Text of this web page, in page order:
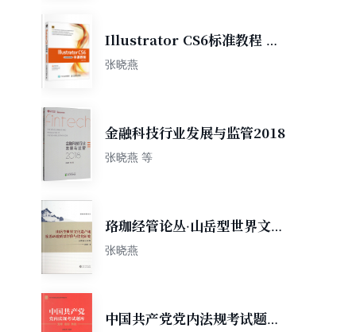
Illustrator CS6标准教程 全
视频微课版
张晓燕
金融科技行业发展与监管2018
张晓燕 等
珞珈经管论丛·山岳型世界文化
遗产地旅游环境质量评价与优
张晓燕
中国共产党党内法规考试题库